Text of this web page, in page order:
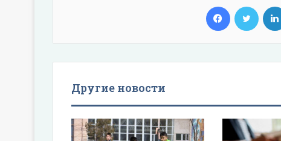
Facebook Twitter
Другие новости